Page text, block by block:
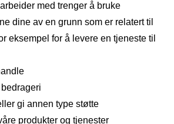
med trenger å bruke
dine av en grunn som er relatert til
eksempel for å levere en tjeneste til
gi annen type støtte
produkter og tjenester